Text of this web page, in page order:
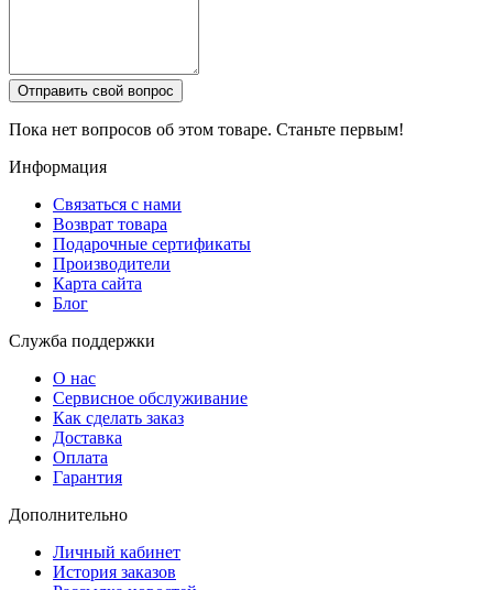
Отправить свой вопрос
Пока нет вопросов об этом товаре. Станьте первым!
Информация
Связаться с нами
Возврат товара
Подарочные сертификаты
Производители
Карта сайта
Блог
Служба поддержки
О нас
Сервисное обслуживание
Как сделать заказ
Доставка
Оплата
Гарантия
Дополнительно
Личный кабинет
История заказов